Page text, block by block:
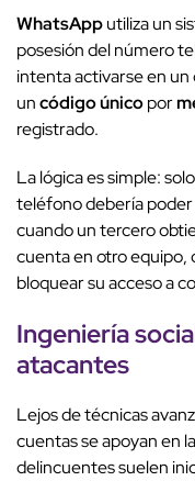
WhatsApputiliza un
posesión del número
intenta activarse en un
uncódigo únicopor
registrado.
La lógica es simple:
teléfono debería
cuando un tercero
cuenta en otro equipo,
bloquear su acceso a
Ingeniería
atacantes
Lejos de técnicas
cuentas se apoyan en la
delincuentes suelen